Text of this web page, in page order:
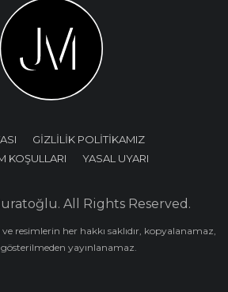
GİZLİLİK POLİTİKAMIZ
KOŞULLARI
YASAL UYARI
All Rights Reserved.
resimlerin her hakkı saklıdır, kopyalanamaz,
yayınlanamaz.